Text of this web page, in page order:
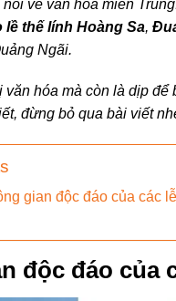
về văn hóa miền
lề thế lính Hoàng Sa,
Ngãi.
hóa mà còn là dịp để
đừng bỏ qua bài viết
gian độc đáo của các
độc đáo của